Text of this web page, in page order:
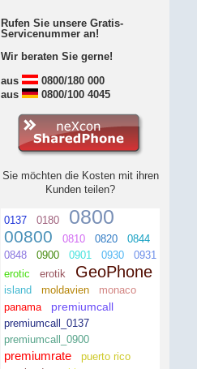
Rufen Sie unsere Gratis-
Servicenummer an!
Wir beraten Sie gerne!
aus
0800/180 000
aus
0800/100 4045
Sie möchten die Kosten mit ihren
Kunden teilen?
0137 0180 0800
00800 0810 0820
0844
0848
0900 0901 0930
0931
erotic
erotik GeoPhone
island moldavien
monaco
panama
premiumcall
premiumcall_0137
premiumcall_0900
premiumrate
puerto rico